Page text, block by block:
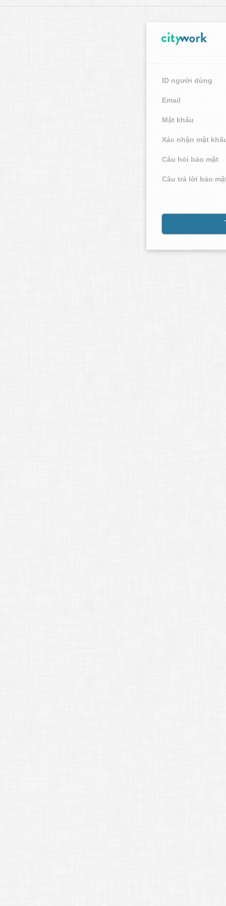
ID người dùng
Email
Mật khẩu
Xác nhận mật
Câu hỏi bảo mật
Câu trả lời bảo